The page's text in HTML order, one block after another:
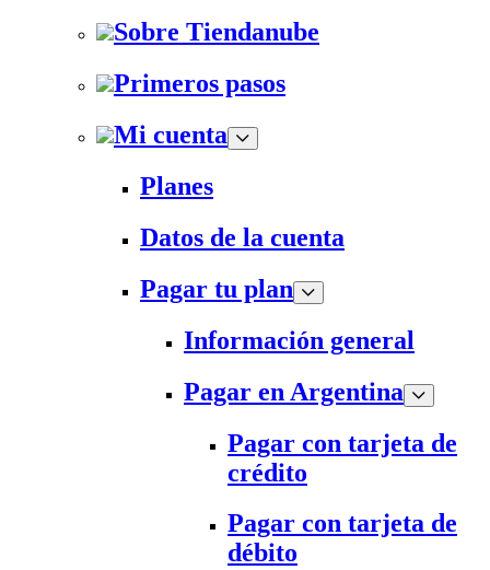
Sobre Tiendanube
Primeros pasos
Mi cuenta
Planes
Datos de la cuenta
Pagar tu plan
Información general
Pagar en Argentina
Pagar con tarjeta de
crédito
Pagar con tarjeta de
débito